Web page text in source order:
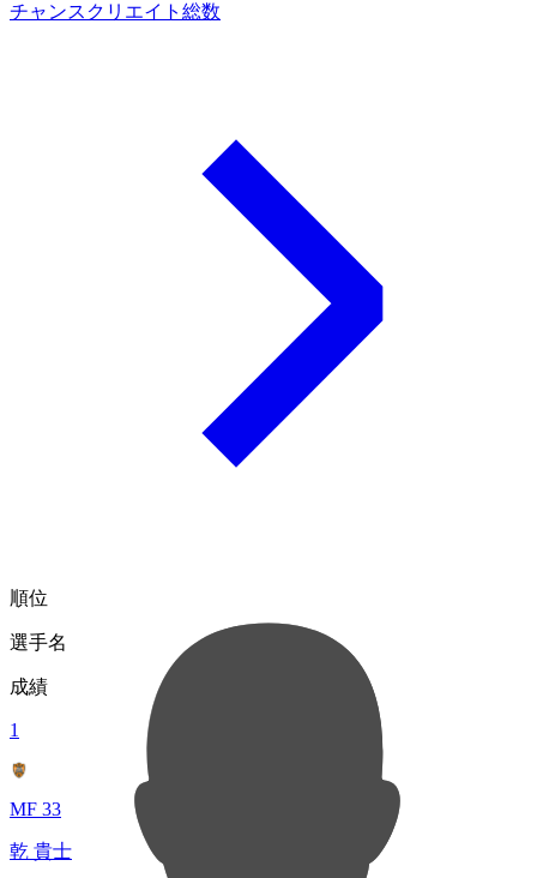
チャンスクリエイト総数
順位
選手名
成績
1
MF 33
乾 貴士